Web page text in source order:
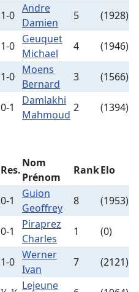
1-0
Andre
Damien
5 (1928)
1-0
Geuquet
Michael
4 (1946)
1-0
Moens
Bernard
3 (1566)
0-1
Damlakhi
Mahmoud
2
(1394)
Res.
Nom
Prénom
RankElo
0-1
Guion
Geoffrey
8 (1953)
0-1
Piraprez
Charles
1 (0)
1-0
Werner
Ivan
7 (2121)
Lejeune